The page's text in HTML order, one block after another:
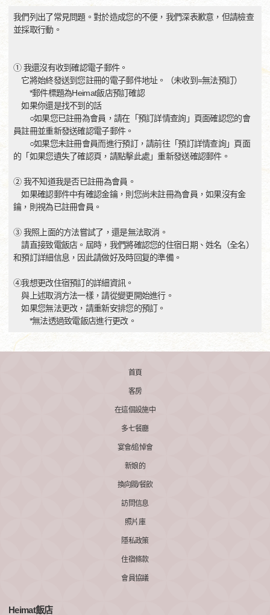
我們列出了常見問題。對於造成您的不便，我們深表歉意，但請檢查
並採取行動。
① 我還沒有收到確認電子郵件。
它將始終發送到您註冊的電子郵件地址。（未收到=無法預訂）
*郵件標題為Heimat飯店預訂確認
如果你還是找不到的話
○如果您已註冊為會員，請在「預訂詳情查詢」頁面確認您的會
員註冊並重新發送確認電子郵件。
○如果您未註冊會員而進行預訂，請前往「預訂詳情查詢」頁面
的「如果您遺失了確認頁，請點擊此處」重新發送確認郵件。
② 我不知道我是否已註冊為會員。
如果確認郵件中有確認金鑰，則您尚未註冊為會員，如果沒有金
鑰，則視為已註冊會員。
③ 我照上面的方法嘗試了，還是無法取消。
請直接致電飯店。屆時，我們將確認您的住宿日期、姓名（全名）
和預訂詳細信息，因此請做好及時回复的準備。
④我想更改住宿預訂的詳細資訊。
與上述取消方法一樣，請從變更開始進行。
如果您無法更改，請重新安排您的預訂。
*無法透過致電飯店進行更改。
首頁
客房
在這個設施中
多七餐廳
宴會/追悼會
新娘的
換向閥/餐飲
訪問信息
照片庫
隱私政策
住宿條款
會員協議
Heimat飯店